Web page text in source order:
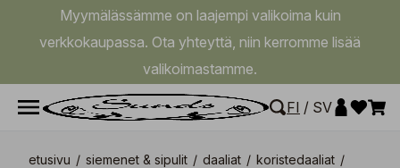
Myymälässämme on laajempi valikoima kuin
verkkokaupassa. Ota yhteyttä, niin kerromme lisää
valikoimastamme.
FI / SV
etusivu / siemenet & sipulit / daaliat / koristedaaliat /